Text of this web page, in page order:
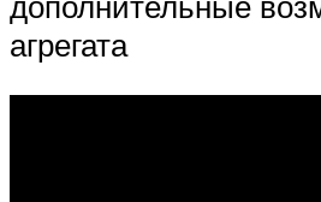
агрегата